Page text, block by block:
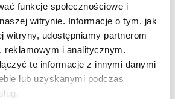
funkcje społecznościowe i
witrynie. Informacje o tym, jak
witryny, udostępniamy partnerom
reklamowym i analitycznym.
te informacje z innymi danymi
lub uzyskanymi podczas
pod przykryciem 10-15 minut, od
Dodaj passatę oraz mleko
wymieszaj i doprowadź do
się warzyw dodaj kaszkę i gotuj
mieszając. Dopraw do smaku
starszych dzieci lub dorosłych.